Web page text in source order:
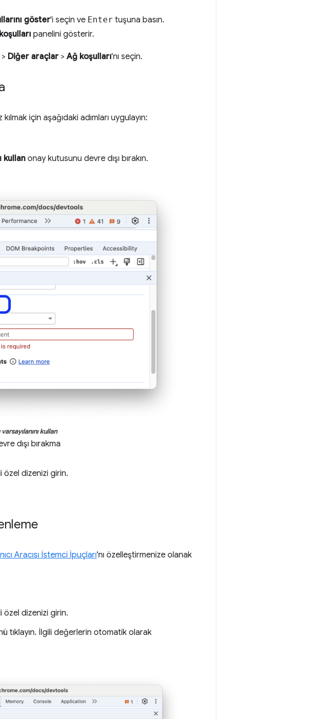
göster'i seçin ve Enter tuşuna basın.
panelini gösterir.
> Diğer araçlar >Ağ koşulları'nı seçin.
için aşağıdaki adımları uygulayın:
kullanonay kutusunu devre dışı bırakın.
varsayılanını kullan
dışı bırakma
özel dizenizi girin.
Aracısı İstemci İpuçları'nı özelleştirmenize olanak
özel dizenizi girin.
tıklayın. İlgili değerlerin otomatik olarak